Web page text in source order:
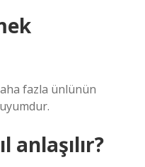
fazla ünlünün
anlaşılır?